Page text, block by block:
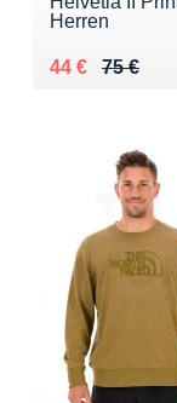
Herren
75 €
Au lieu de 75 €
44 €
Vendu 44 €